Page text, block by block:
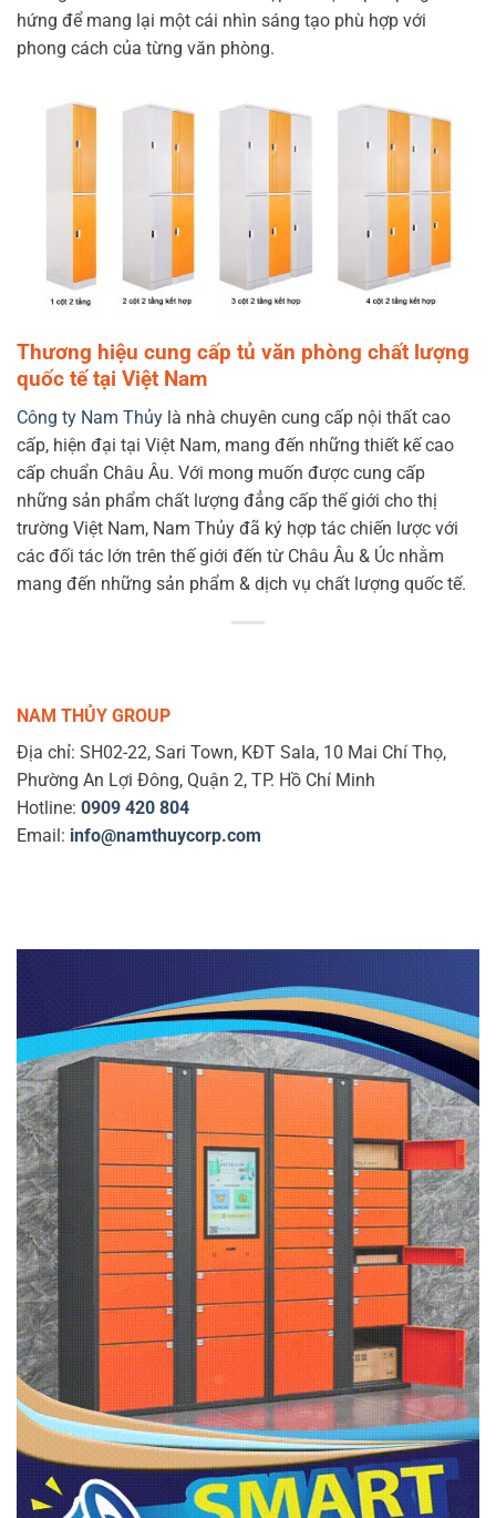
hứng để mang lại một cái nhìn sáng tạo phù hợp với
phong cách của từng văn phòng.
Thương hiệu cung cấp tủ văn phòng chất lượng
quốc tế tại Việt Nam
Công ty Nam Thủy là nhà chuyên cung cấp nội thất cao
cấp, hiện đại tại Việt Nam, mang đến những thiết kế cao
cấp chuẩn Châu Âu. Với mong muốn được cung cấp
những sản phẩm chất lượng đẳng cấp thế giới cho thị
trường Việt Nam, Nam Thủy đã ký hợp tác chiến lược với
các đối tác lớn trên thế giới đến từ Châu Âu & Úc nhằm
mang đến những sản phẩm & dịch vụ chất lượng quốc tế.
NAM THỦY GROUP
Địa chỉ: SH02-22, Sari Town, KĐT Sala, 10 Mai Chí Thọ,
Phường An Lợi Đông, Quận 2, TP. Hồ Chí Minh
Hotline: 0909 420 804
Email: info@namthuycorp.com